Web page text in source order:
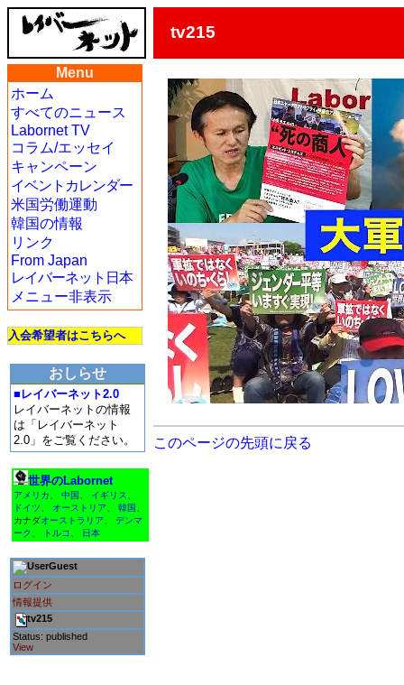
tv215
Menu
ホーム
すべてのニュース
Labornet TV
コラム/エッセイ
キャンペーン
イベントカレンダー
米国労働運動
韓国の情報
リンク
From Japan
レイバーネット日本
メニュー非表示
入会希望者はこちらへ
おしらせ
■レイバーネット2.0
レイバーネットの情報
は「レイバーネット
2.0」をご覧ください。
世界のLabornet
アメリカ 中国 イギリス
ドイツ
オーストリア 韓国
カナダオーストラリア
デンマ
ーク
トルコ 日本
Guest
ログイン
情報提供
tv215
Status: published
View
このページの先頭に戻る